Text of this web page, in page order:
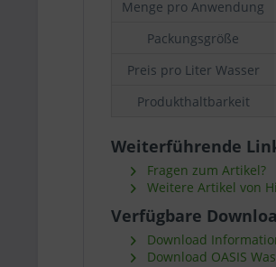
Menge pro Anwendung
Packungsgröße
Preis pro Liter Wasser
Produkthaltbarkeit
Weiterführende
Fragen zum Artikel?
Weitere Artikel von
Verfügbare
Download
Download OASIS